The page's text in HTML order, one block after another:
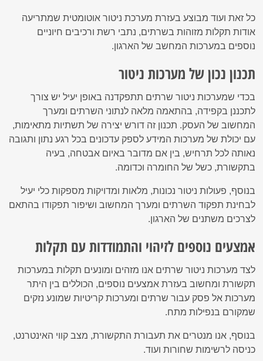
כל זאת ועוד מבוצע בעזרת מערכת ניטור אוטומטית שמתריעה
אודות תקלות מזוהות בשרתים, נתבי רשת ורכיבים חיוניים
נוספים במערכות המחשב של הארגון.
תכנון נכון של מערכות ניטור
בכדי שמערכות ניטור שרתים תתפקדנה באופן יעיל יש צורך
לתכננן בקפידה, בהתאמה מלאה לנתוני השרתים ומערך
המחשוב של העסק. תכנון זה דורש יצירה של תשתיות מתאימות,
עם יכולת של מערכות המידע לספק עדכונים בכל רגע נתון ותגובה
נאותה לכל תרחיש, בין אם מדובר באיום אבטחה, בעיה
בתקשורת, כשל של החומרה וכדומה.
בנוסף, פעולות ניטור נכונות, מלאות ומדויקות מספקות כלי יעיל
לבחינת תפקוד השרתים ומערך המחשוב ושיפור תפקודו בהתאם
לצרכים משתנים של הארגון.
אמצעים נוספים לזיהוי והתמודדות עם תקלות
לצד מערכות ניטור שרתים אנו מזהים ומונעים תקלות במערכות
תקשורת ומחשוב בעזרת אמצעים נוספים, הכוללים בין היתר
מערכות אל פסק עבור שרתים ומערכות קריטיות שמונע נזקים
שמקורם בנפילות מתח.
בנוסף, אנו מנטרים את תעבורת התקשורת, מצב קווי האינטרנט,
כניסה לרשימות שחורות ועוד.